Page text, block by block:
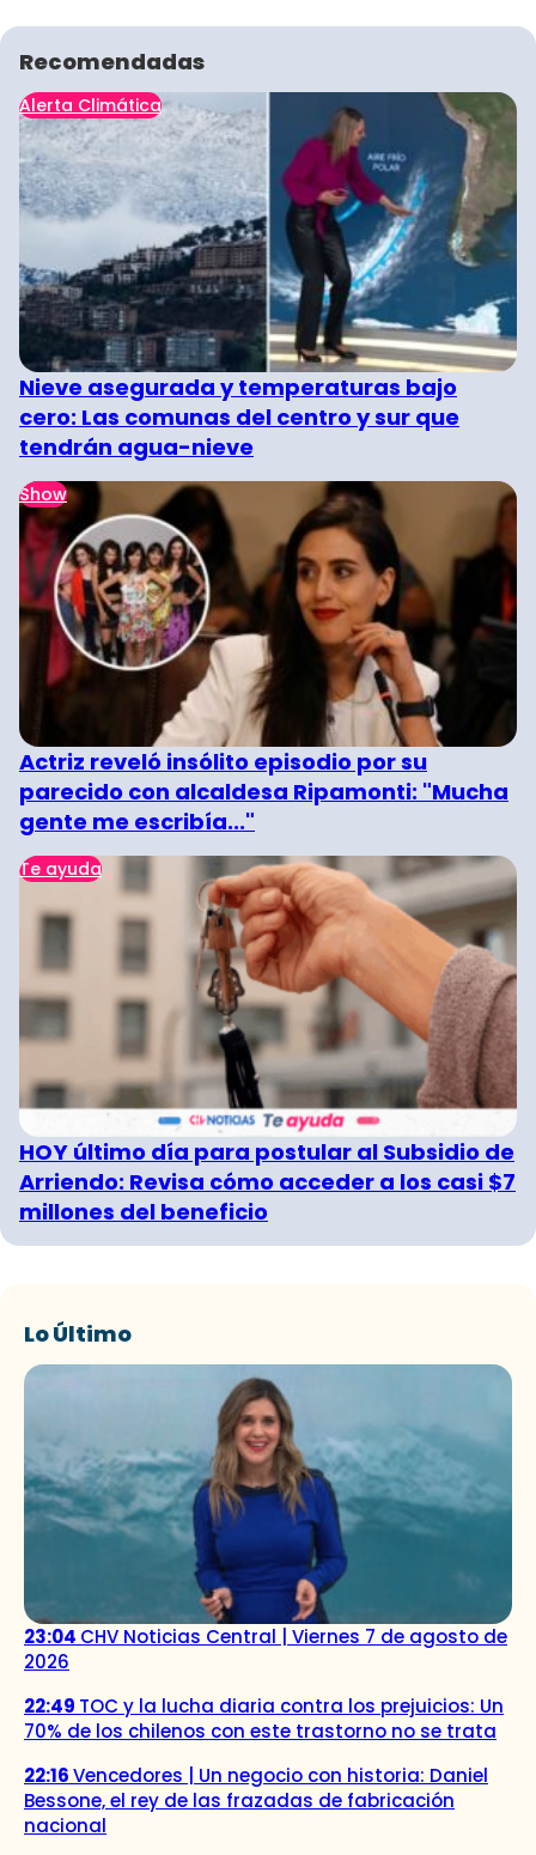
Recomendadas
Alerta Climática
Nieve asegurada y temperaturas bajo
cero: Las comunas del centro y sur que
tendrán agua-nieve
Show
Actriz reveló insólito episodio por su
parecido con alcaldesa Ripamonti: "Mucha
gente me escribía..."
Te ayuda
HOY último día para postular al Subsidio de
Arriendo: Revisa cómo acceder a los casi $7
millones del beneficio
Lo Último
23:04 CHV Noticias Central | Viernes 7 de agosto de
2026
22:49 TOC y la lucha diaria contra los prejuicios: Un
70% de los chilenos con este trastorno no se trata
22:16Vencedores | Un negocio con historia: Daniel
Bessone, el rey de las frazadas de fabricación
nacional